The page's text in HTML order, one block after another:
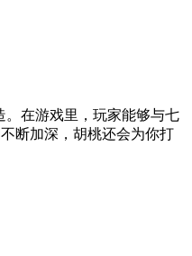
。在游戏里，玩家能够与七
断加深，胡桃还会为你打